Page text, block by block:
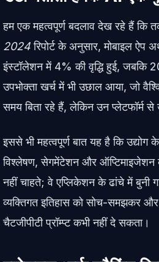
हम एक महत्वपूर्ण बदलाव देख रहे हैं कि
2024रिपोर्ट के अनुसार, मोबाइल ऐप
इंस्टॉलेशन में 4% की वृद्धि हुई, जबकि
उपभोक्ता खर्च में भी उछाल आया, जो
समय बिता रहे हैं, लेकिन उन प्लेटफॉर्म से
इससे भी महत्वपूर्ण बात यह है कि
विश्लेषण, सेगमेंटेशन और ऑप्टिमाइजेशन
नहीं चाहते; वे एप्लिकेशन के ढांचे में बुनी
व्यक्तिगत इतिहास को सोच-समझकर
चैटजीपीटी प्रॉम्प्ट कभी नहीं दे सकता।